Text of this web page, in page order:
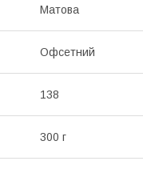
Матова
Офсетний
138
300 г